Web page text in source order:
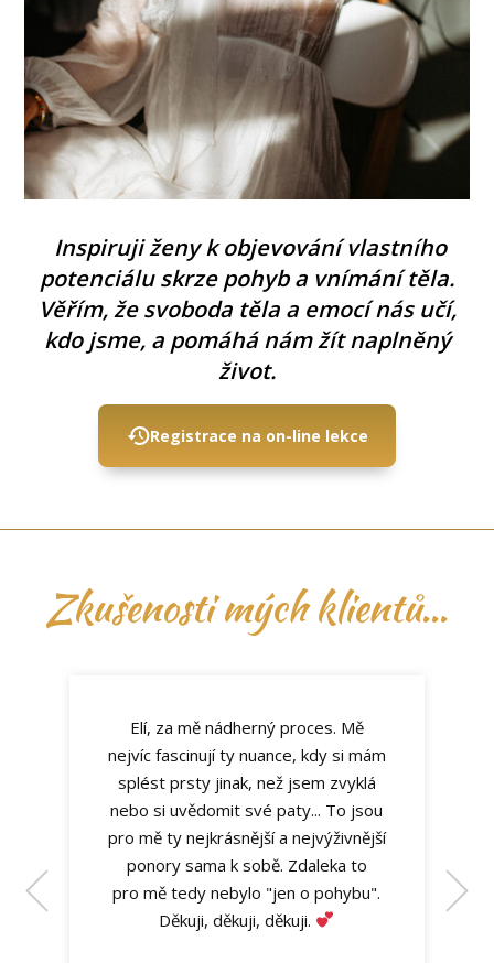
Inspiruji ženy k objevování vlastního
potenciálu skrze pohyb a vnímání těla.
Věřím, že svoboda těla a emocí nás učí,
kdo jsme, a pomáhá nám žít naplněný
život.
Registrace na on-line lekce
Zkušenosti mých klientů...
Elí, za mě nádherný proces. Mě
nejvíc fascinují ty nuance, kdy si mám
splést prsty jinak, než jsem zvyklá
nebo si uvědomit své paty... To jsou
pro mě ty nejkrásnější a nejvýživnější
ponory sama k sobě. Zdaleka to
pro mě tedy nebylo "jen o pohybu".
Děkuji, děkuji, děkuji.
Marcela Červinková